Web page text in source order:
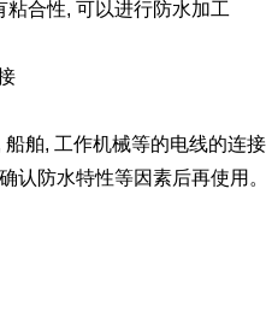
合性, 可以进行防水加工
舶, 工作机械等的电线的连
认防水特性等因素后再使用。